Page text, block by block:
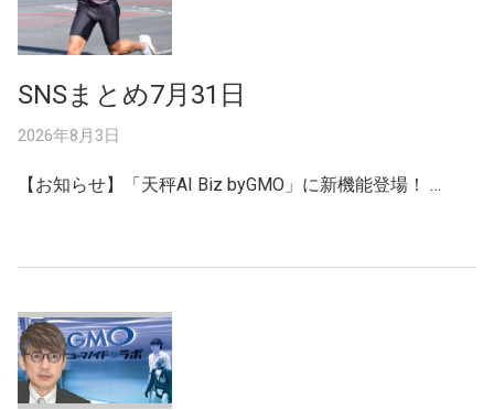
SNSまとめ7月31日
2026年8月3日
【お知らせ】「天秤AI Biz byGMO」に新機能登場！ …